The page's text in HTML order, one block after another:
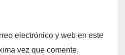
electrónico y web en este
vez que comente.